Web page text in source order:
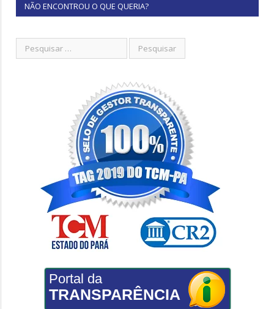
NÃO ENCONTROU O QUE QUERIA?
Portal da
TRANSPARÊNCIA